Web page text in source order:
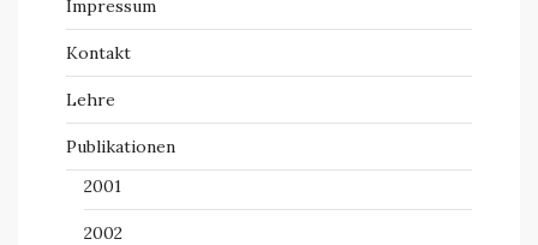
Impressum
Kontakt
Lehre
Publikationen
2001
2002